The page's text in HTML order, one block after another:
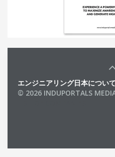
エンジニアリング日本について
© 2026 INDUPORTALS